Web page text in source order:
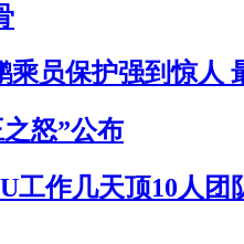
员保护强到惊人
怒”公布
工作几天顶10人团